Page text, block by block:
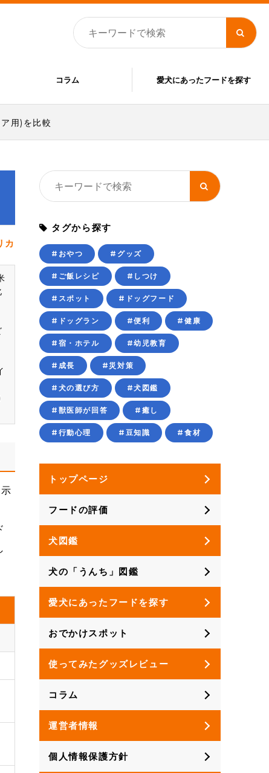
コラム 愛犬にあったフードを探す
用)を比較
カ
タグから探す
#おやつ #グッズ
#ご飯レシピ #しつけ
#スポット #ドッグフード
#ドッグラン #便利 #健康
#宿・ホテル #幼児教育
#成長 #災対策
#犬の選び方 #犬図鑑
#獣医師が回答 #癒し
#行動心理 #豆知識 #食材
トップページ
フードの評価
犬図鑑
犬の「うんち」図鑑
愛犬にあったフードを探す
おでかけスポット
使ってみたグッズレビュー
コラム
運営者情報
個人情報保護方針